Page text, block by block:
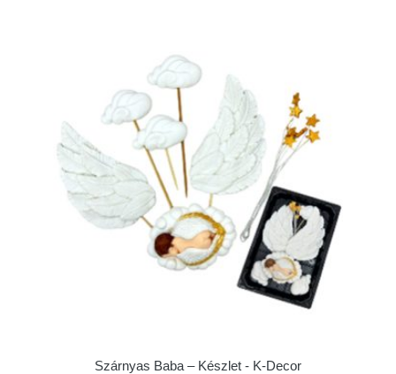
Szárnyas Baba – Készlet - K-Decor